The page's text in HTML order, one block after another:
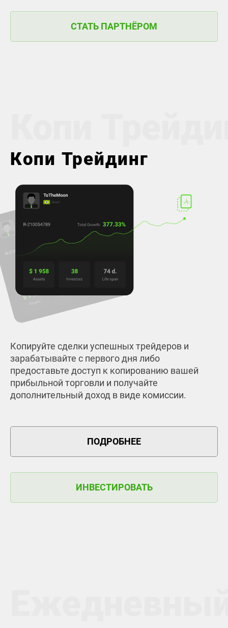
СТАТЬ ПАРТНЁРОМ
Копи Трейдинг
Копируйте сделки успешных трейдеров и
зарабатывайте с первого дня либо
предоставьте доступ к копированию вашей
прибыльной торговли и получайте
дополнительный доход в виде комиссии.
ПОДРОБНЕЕ
ИНВЕСТИРОВАТЬ